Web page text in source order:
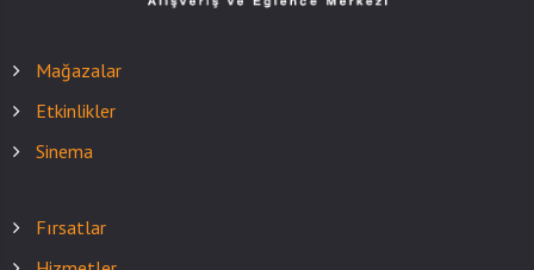
Mağazalar
Etkinlikler
Sinema
Fırsatlar